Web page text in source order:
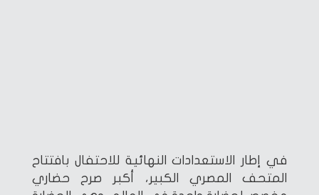
في إطار الاستعدادات النهائية للاحتفال بافتتاح
المتحف المصري الكبير، أكبر صرح حضاري